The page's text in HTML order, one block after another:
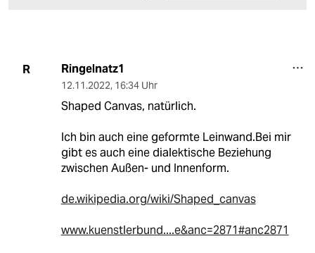
R Ringelnatz1
12.11.2022, 16:34 Uhr
Shaped Canvas, natürlich.
Ich bin auch eine geformte Leinwand.Bei mir
gibt es auch eine dialektische Beziehung
zwischen Außen- und Innenform.
de.wikipedia.org/wiki/Shaped_canvas
www.kuenstlerbund....e&anc=2871#anc2871